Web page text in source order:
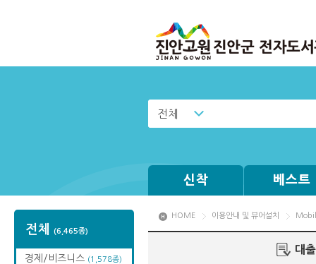
전체
신착 베스트
전체 (6,465종)
경제/비즈니스 (1,578종)
HOME 이용안내 및 뷰어설치
대